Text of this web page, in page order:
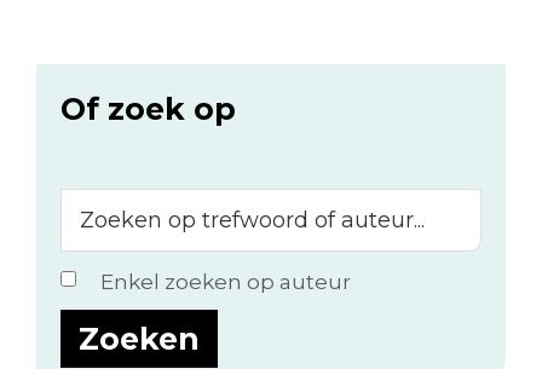
Of zoek op
op
trefwoord
of
auteur...
Enkel zoeken op auteur